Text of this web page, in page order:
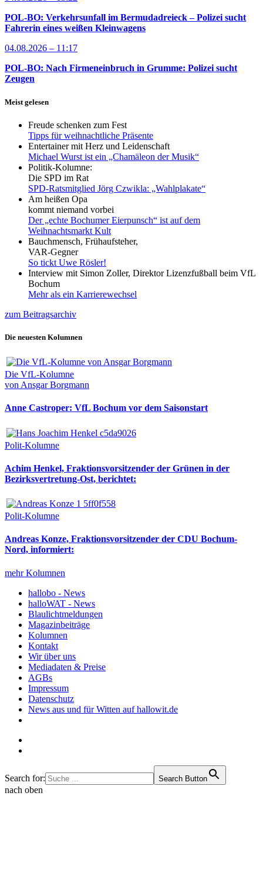
POL-BO: Verkehrsunfall im Bermudadreieck – Polizei sucht
Fahrerin eines weißen Kleinwagens
04.08.2026 – 11:17
POL-BO: Nach Firmeneinbruch in Grumme: Polizei sucht
Zeugen
Meist gelesen
Freude schenken zum Fest
Tipps für weihnachtliche Präsente
Entertainer mit Herz und Leidenschaft
Michael Wurst ist ein „Chamäleon der Musik“
Politik-Kolumne:
Die SPD im Rat
SPD-Ratsmitglied Jörg Czwikla: „Wahlplakate“
Am heißen Opa
kommt niemand vorbei
Der „echte Bochumer Eierpunsch“ ist auf dem
Weihnachtsmarkt Kult
Bauchmensch, Frühaufsteher,
VAR-Gegner
So tickt Uwe Rösler!
Interview mit Simon Zoller, Direktor Lizenzfußball beim VfL
Bochum
Mehr als ein Karrierewechsel
zum Beitragsarchiv
Die neuesten Kolumnen
Die VfL-Kolumne
von Ansgar Borgmann
Anne Castroper: VfL Bochum vor dem Saisonstart
Polit-Kolumne
Achim Henkel, Fraktionsvorsitzender der Grünen in der
Bezirksvertretung-Ost, berichtet:
Polit-Kolumne
Andreas Konze, Fraktionsvorsitzender der CDU Bochum-
Nord, informiert:
mehr Kolumnen
hallobo - News
halloWAT - News
Blaulichtmeldungen
Magazinbeiträge
Kolumnen
Kontakt
Wir über uns
Mediadaten & Preise
AGBs
Impressum
Datenschutz
News aus und für Witten auf hallowit.de
Search for: Search Button
nach oben